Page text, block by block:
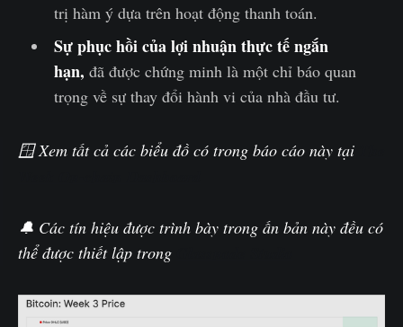
trị hàm ý dựa trên hoạt động thanh toán.
Sự phục hồi của lợi nhuận thực tế ngắn
hạn, đã được chứng minh là một chỉ báo quan
trọng về sự thay đổi hành vi của nhà đầu tư.
🪟 Xem tất cả các biểu đồ có trong báo cáo này tại
🔔 Các tín hiệu được trình bày trong ấn bản này đều có
thể được thiết lập trong